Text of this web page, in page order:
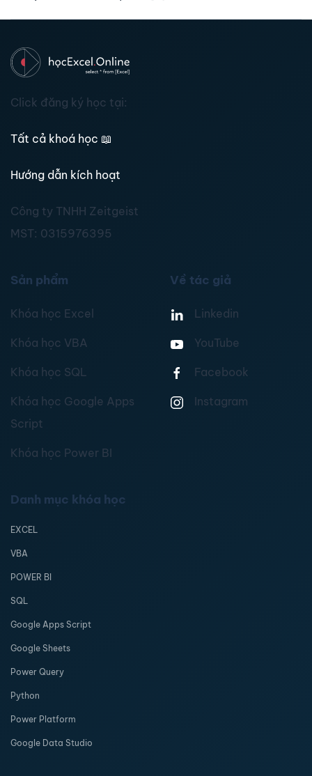
Click đăng ký học tại:
Tất cả khoá học 📖
Hướng dẫn kích hoạt
Công ty TNHH Zeitgeist
MST: 0315976395
Sản phẩm
Khóa học Excel
Khóa học VBA
Khóa học SQL
Khóa học Google Apps
Script
Khóa học Power BI
Về tác giả
Linkedin
YouTube
Facebook
Instagram
Danh mục khóa học
EXCEL
VBA
POWER BI
SQL
Google Apps Script
Google Sheets
Power Query
Python
Power Platform
Google Data Studio